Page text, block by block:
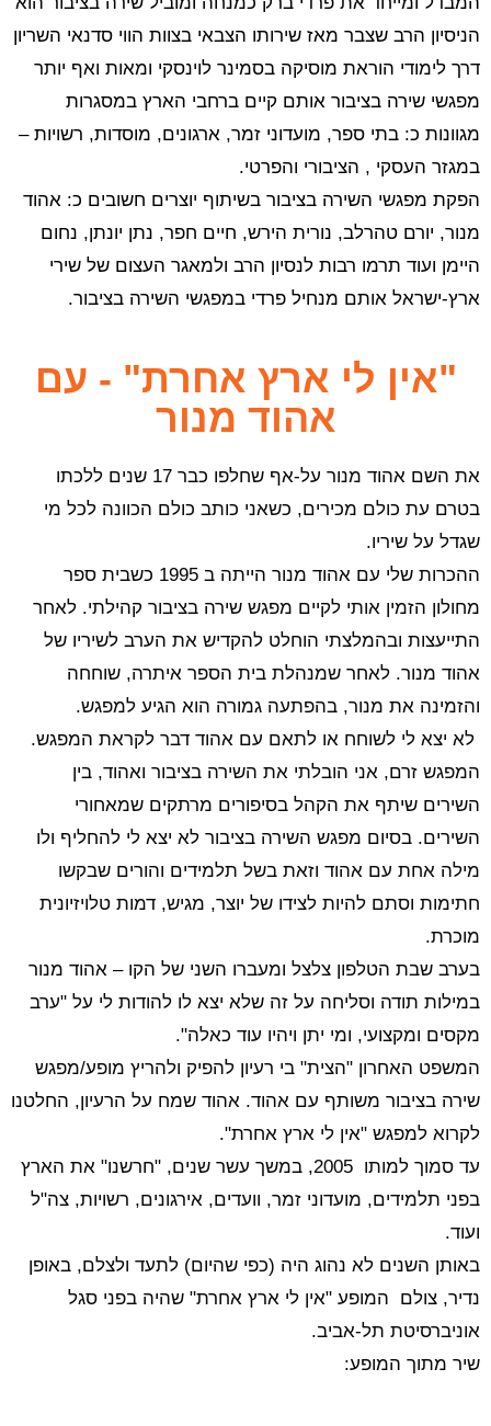
הניסיון הרב שצבר מאז שירותו הצבאי בצוות הווי סדנאי השריון
דרך לימודי הוראת מוסיקה בסמינר לוינסקי ומאות ואף יותר
מפגשי שירה בציבור אותם קיים ברחבי הארץ במסגרות
מגוונות כ: בתי ספר, מועדוני זמר, ארגונים, מוסדות, רשויות –
במגזר העסקי , הציבורי והפרטי.
הפקת מפגשי השירה בציבור בשיתוף יוצרים חשובים כ: אהוד
מנור, יורם טהרלב, נורית הירש, חיים חפר, נתן יונתן, נחום
היימן ועוד תרמו רבות לנסיון הרב ולמאגר העצום של שירי
ארץ-ישראל אותם מנחיל פרדי במפגשי השירה בציבור.
"אין לי ארץ אחרת" - עם
אהוד מנור
את השם אהוד מנור על-אף שחלפו כבר 17 שנים ללכתו
בטרם עת כולם מכירים, כשאני כותב כולם הכוונה לכל מי
שגדל על שיריו.
ההכרות שלי עם אהוד מנור הייתה ב 1995 כשבית ספר
מחולון הזמין אותי לקיים מפגש שירה בציבור קהילתי. לאחר
התייעצות ובהמלצתי הוחלט להקדיש את הערב לשיריו של
אהוד מנור. לאחר שמנהלת בית הספר איתרה, שוחחה
והזמינה את מנור, בהפתעה גמורה הוא הגיע למפגש.
לא יצא לי לשוחח או לתאם עם אהוד דבר לקראת המפגש.
המפגש זרם, אני הובלתי את השירה בציבור ואהוד, בין
השירים שיתף את הקהל בסיפורים מרתקים שמאחורי
השירים. בסיום מפגש השירה בציבור לא יצא לי להחליף ולו
מילה אחת עם אהוד וזאת בשל תלמידים והורים שבקשו
חתימות וסתם להיות לצידו של יוצר, מגיש, דמות טלויזיונית
מוכרת.
בערב שבת הטלפון צלצל ומעברו השני של הקו – אהוד מנור
במילות תודה וסליחה על זה שלא יצא לו להודות לי על "ערב
מקסים ומקצועי, ומי יתן ויהיו עוד כאלה".
המשפט האחרון "הצית" בי רעיון להפיק ולהריץ מופע/מפגש
שירה בציבור משותף עם אהוד. אהוד שמח על הרעיון, החלטנו
לקרוא למפגש "אין לי ארץ אחרת".
עד סמוך למותו 2005, במשך עשר שנים, "חרשנו" את הארץ
בפני תלמידים, מועדוני זמר, וועדים, אירגונים, רשויות, צה"ל
ועוד.
באותן השנים לא נהוג היה (כפי שהיום) לתעד ולצלם, באופן
נדיר, צולם המופע "אין לי ארץ אחרת" שהיה בפני סגל
אוניברסיטת תל-אביב.
שיר מתוך המופע: